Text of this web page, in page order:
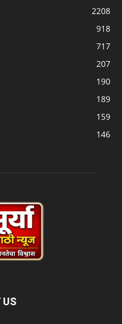
2208
918
717
207
190
189
159
146
US